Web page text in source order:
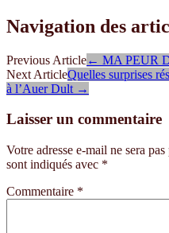
Navigation des
Previous Article← MA PEUR
Next ArticleQuelles surprises
à l’Auer Dult →
Laisser un commentaire
Votre adresse e-mail ne sera
sont indiqués avec *
Commentaire *